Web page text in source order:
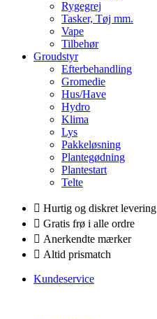
Rygegrej
Tasker, Tøj mm.
Vape
Tilbehør
Groudstyr
Efterbehandling
Gromedie
Hus/Have
Hydro
Klima
Lys
Pakkeløsning
Plantegødning
Plantestart
Telte
Hurtig og diskret levering
Gratis frø i alle ordre
Anerkendte mærker
Altid prismatch
Kundeservice